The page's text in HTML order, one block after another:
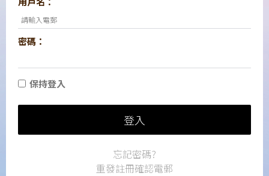
密碼：
保持登入
登入
忘記密碼?
重發註冊確認電郵